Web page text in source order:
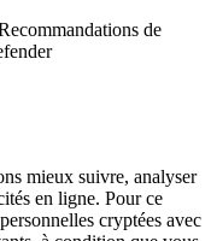
de
mieux suivre, analyser
en ligne. Pour ce
cryptées avec